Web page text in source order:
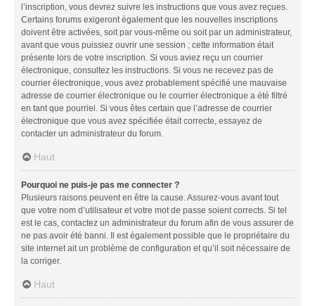
l’inscription, vous devrez suivre les instructions que vous avez reçues.
Certains forums exigeront également que les nouvelles inscriptions
doivent être activées, soit par vous-même ou soit par un administrateur,
avant que vous puissiez ouvrir une session ; cette information était
présente lors de votre inscription. Si vous aviez reçu un courrier
électronique, consultez les instructions. Si vous ne recevez pas de
courrier électronique, vous avez probablement spécifié une mauvaise
adresse de courrier électronique ou le courrier électronique a été filtré
en tant que pourriel. Si vous êtes certain que l’adresse de courrier
électronique que vous avez spécifiée était correcte, essayez de
contacter un administrateur du forum.
Haut
Pourquoi ne puis-je pas me connecter ?
Plusieurs raisons peuvent en être la cause. Assurez-vous avant tout
que votre nom d’utilisateur et votre mot de passe soient corrects. Si tel
est le cas, contactez un administrateur du forum afin de vous assurer de
ne pas avoir été banni. Il est également possible que le propriétaire du
site internet ait un problème de configuration et qu’il soit nécessaire de
la corriger.
Haut